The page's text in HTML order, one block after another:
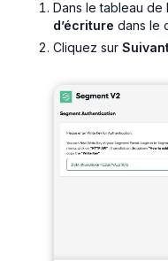
Dans le tableau
d’écriture dans le
Cliquez sur